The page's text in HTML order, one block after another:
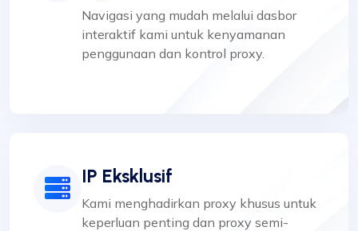
Navigasi yang mudah melalui dasbor
interaktif kami untuk kenyamanan
penggunaan dan kontrol proxy.
IP Eksklusif
Kami menghadirkan proxy khusus untuk
keperluan penting dan proxy semi-